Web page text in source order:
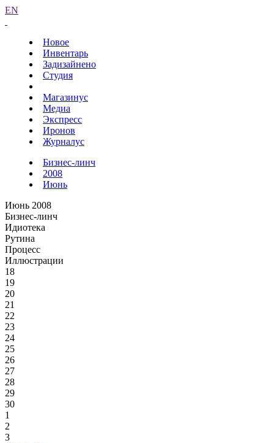
EN
Новое
Инвентарь
Задизайнено
Студия
Магазинус
Медиа
Экспресс
Иронов
Журналус
Бизнес-линч
2008
Июнь
Июнь 2008
Бизнес-линч
Идиотека
Рутина
Процесс
Иллюстрации
18
19
20
21
22
23
24
25
26
27
28
29
30
1
2
3